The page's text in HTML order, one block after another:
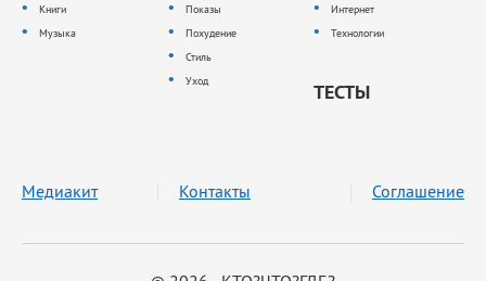
Книги
Музыка
Показы
Похудение
Стиль
Уход
Интернет
Технологии
ТЕСТЫ
Медиакит Контакты Соглашение